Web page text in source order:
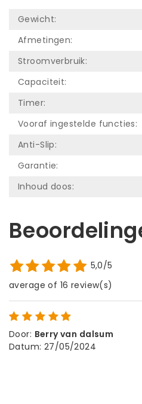
Gewicht:
Afmetingen:
Stroomverbruik:
Capaciteit:
Timer:
Vooraf ingestelde functies:
Anti-Slip:
Garantie:
Inhoud doos:
5,0/5
average of 16 review(s)
Door: Berry van dalsum
Datum: 27/05/2024